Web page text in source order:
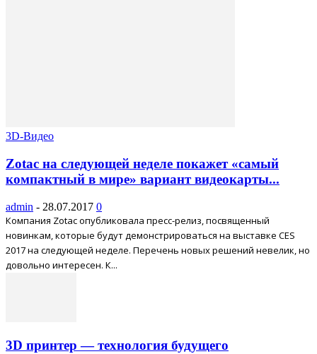
3D-Видео
Zotac на следующей неделе покажет «самый
компактный в мире» вариант видеокарты...
admin - 28.07.2017 0
Компания Zotac опубликовала пресс-релиз, посвященный
новинкам, которые будут демонстрироваться на выставке CES
2017 на следующей неделе. Перечень новых решений невелик, но
довольно интересен. К...
3D принтер — технология будущего